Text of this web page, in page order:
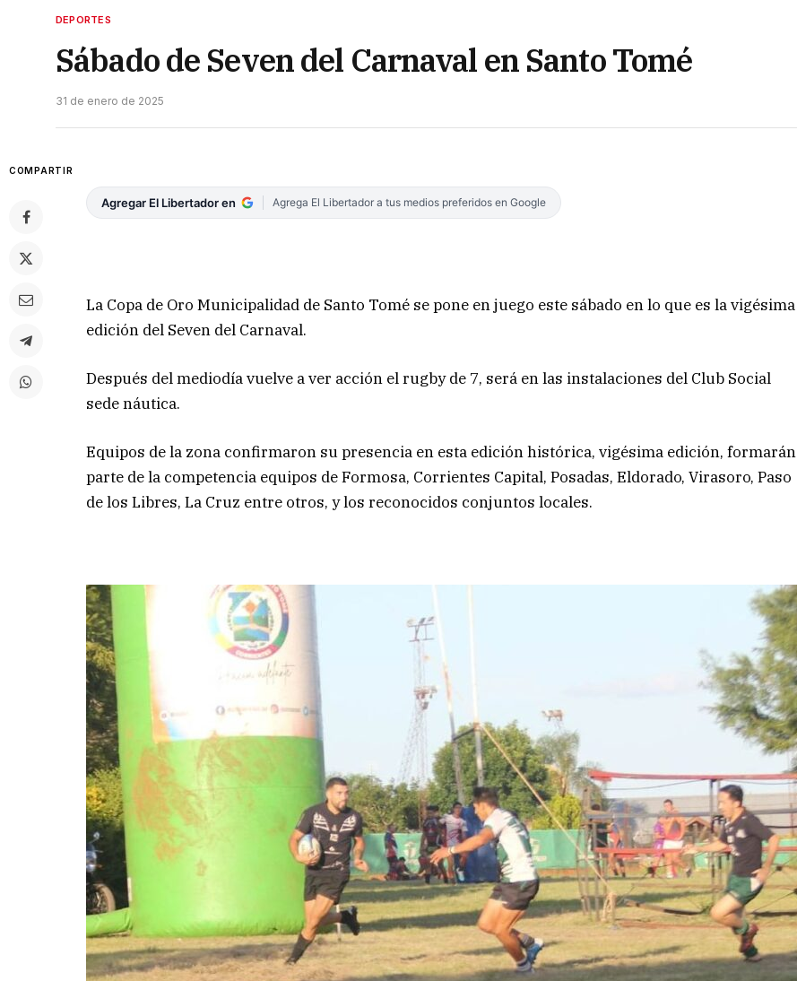
DEPORTES
Sábado de Seven del Carnaval en Santo Tomé
31 de enero de 2025
COMPARTIR
Agregar El Libertador en Agrega El Libertador a tus medios preferidos en Google
La Copa de Oro Municipalidad de Santo Tomé se pone en juego este sábado en lo que es la vigésima
edición del Seven del Carnaval.
Después del mediodía vuelve a ver acción el rugby de 7, será en las instalaciones del Club Social
sede náutica.
Equipos de la zona confirmaron su presencia en esta edición histórica, vigésima edición, formarán
parte de la competencia equipos de Formosa, Corrientes Capital, Posadas, Eldorado, Virasoro, Paso
de los Libres, La Cruz entre otros, y los reconocidos conjuntos locales.